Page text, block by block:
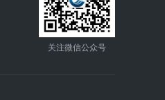
关注微信公众号